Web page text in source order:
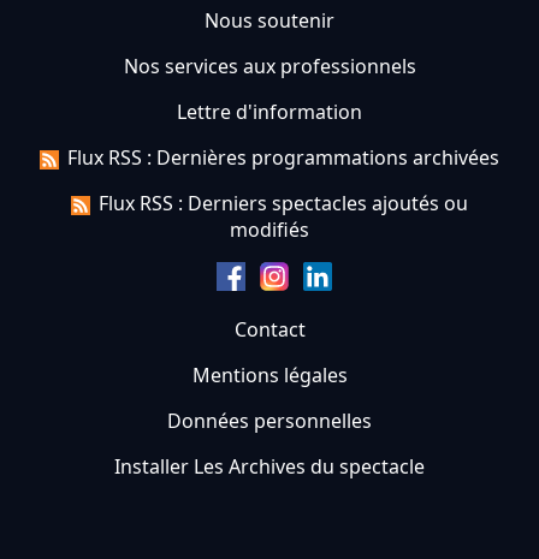
Nous soutenir
Nos services aux professionnels
Lettre d'information
Flux RSS : Dernières programmations archivées
Flux RSS : Derniers spectacles ajoutés ou
modifiés
Contact
Mentions légales
Données personnelles
Installer Les Archives du spectacle